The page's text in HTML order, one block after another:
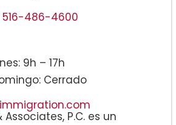
516-486-4600
9h – 17h
Cerrado
P.C. es un